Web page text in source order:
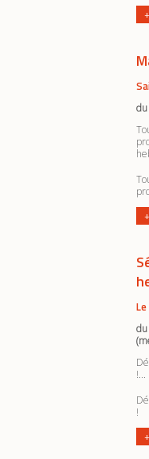
!...
!